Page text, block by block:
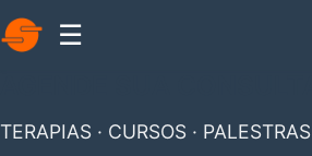
☰
TERAPIAS · CURSOS · PALESTRAS